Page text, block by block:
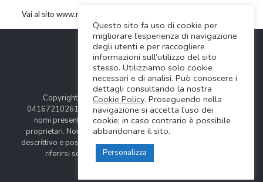
Vai al sito www.rightonstraps.com
Copyright © 2024 Soundwave Distribution Srl - P.I.
04167210261 |
COOKIES POLICY| Tutti i marchi, i prodotti e i
nomi presentati in questo sito sono registrati dai legittimi
proprietari. Nomi e caratteristiche sono citati solamente al fine
descrittivo e possono variare senza obbligo di preavviso, quindi
riferirsi sempre ai siti web dei rispettivi costruttori.
Questo sito fa uso di cookie per
migliorare l’esperienza di navigazione
degli utenti e per raccogliere
informazioni sull’utilizzo del sito
stesso. Utilizziamo solo cookie
necessari e di analisi. Può conoscere i
dettagli consultando la nostra
Cookie Policy. Proseguendo nella
navigazione si accetta l’uso dei
cookie; in caso contrario è possibile
abbandonare il sito.
Personalizza